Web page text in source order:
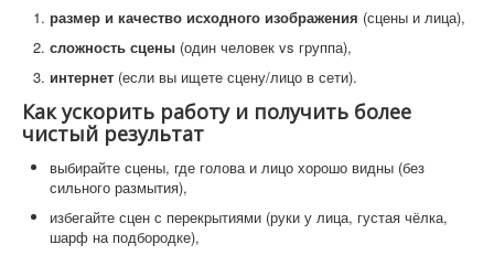
размер и качество исходного изображения (сцены и лица),
сложность сцены (один человек vs группа),
интернет (если вы ищете сцену/лицо в сети).
Как ускорить работу и получить более
чистый результат
выбирайте сцены, где голова и лицо хорошо видны (без
сильного размытия),
избегайте сцен с перекрытиями (руки у лица, густая чёлка,
шарф на подбородке),